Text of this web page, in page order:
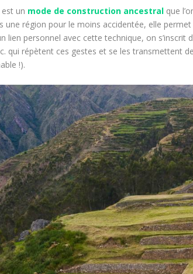
un mode de construction ancestral que
une région pour le moins accidentée, elle
lien personnel avec cette technique, on s’inscrit
qui répètent ces gestes et se les transmettent
!).